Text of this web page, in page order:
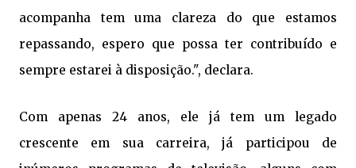
acompanha tem uma clareza do que estamos
repassando, espero que possa ter contribuído e
sempre estarei à disposição.", declara.
Com apenas 24 anos, ele já tem um legado
crescente em sua carreira, já participou de